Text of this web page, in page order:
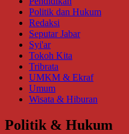
Politik dan Hukum
Redaksi
Seputar Jabar
Syi'ar
Tokoh Kita
Tribrata
UMKM & Ekraf
Umum
Wisata & Hiburan
Politik & Hukum